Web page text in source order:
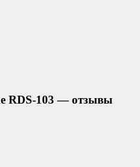
RDS-103 — отзывы